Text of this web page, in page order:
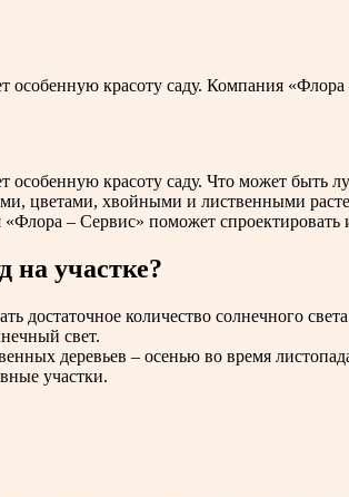
особенную красоту саду. Компания
особенную красоту саду. Что может
цветами, хвойными и лиственными
– Cервис» поможет
на участке?
достаточное количество солнечного
свет.
деревьев – осенью во время
участки.